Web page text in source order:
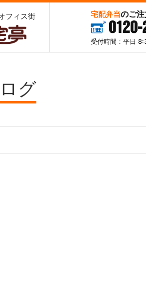
フィス街 宅配弁当のご注
0120-288-
受付時間：平日
グ